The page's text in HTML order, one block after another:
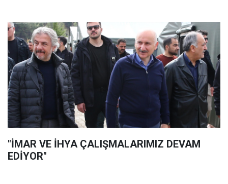
"İMAR VE İHYA ÇALIŞMALARIMIZ DEVAM
EDİYOR"